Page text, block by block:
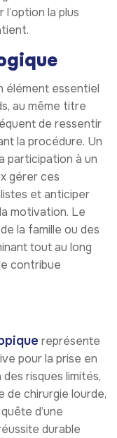
la plus
élément essentiel
au même titre
de ressentir
la procédure. Un
participation à un
gérer ces
et anticiper
motivation. Le
la famille ou des
tout au long
contribue
représente
pour la prise en
risques limités,
de chirurgie lourde,
d’une
durable